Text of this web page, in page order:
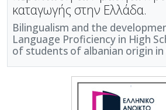
καταγωγής στην Ελλάδα.
Bilingualism and the
Language Proficiency in High
of students of albanian origin in